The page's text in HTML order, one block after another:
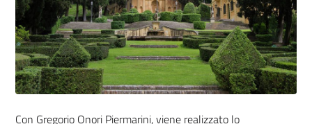
Con Gregorio Onori Piermarini, viene realizzato lo